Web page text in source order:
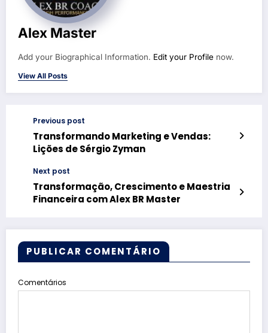
Alex Master
Add your Biographical Information. Edit your Profile now.
View All Posts
Previous post
Transformando Marketing e Vendas:
Lições de Sérgio Zyman
Next post
Transformação, Crescimento e Maestria
Financeira com Alex BR Master
PUBLICAR COMENTÁRIO
Comentários